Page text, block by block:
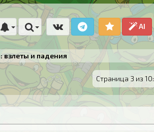
AI
взлеты и падения
Страница 3 из 10: